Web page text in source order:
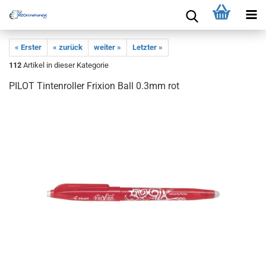
« Erster « zurück weiter »
Letzter »
112 Artikel in dieser Kategorie
PILOT Tintenroller Frixion Ball 0.3mm rot